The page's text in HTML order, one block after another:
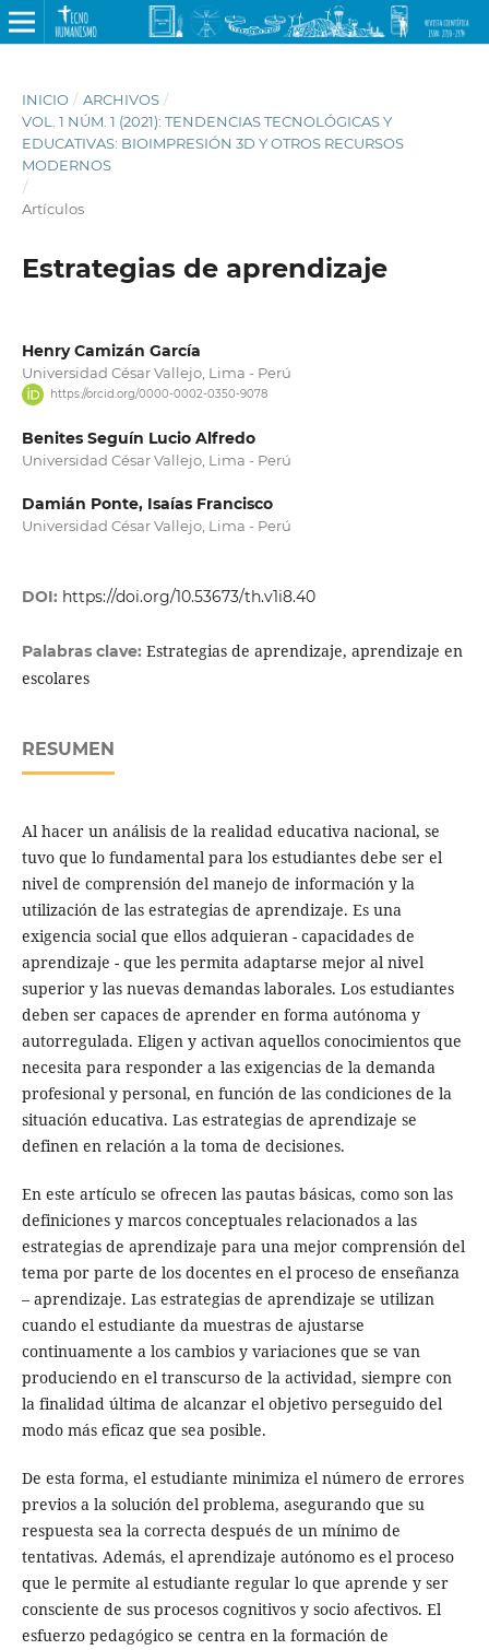
INICIO / ARCHIVOS /
VOL. 1 NÚM. 1 (2021): TENDENCIAS TECNOLÓGICAS Y
EDUCATIVAS: BIOIMPRESIÓN 3D Y OTROS RECURSOS
MODERNOS
/
Artículos
Estrategias de aprendizaje
Henry Camizán García
Universidad César Vallejo, Lima - Perú
https://orcid.org/0000-0002-0350-9078
Benites Seguín Lucio Alfredo
Universidad César Vallejo, Lima - Perú
Damián Ponte, Isaías Francisco
Universidad César Vallejo, Lima - Perú
DOI: https://doi.org/10.53673/th.v1i8.40
Palabras clave: Estrategias de aprendizaje, aprendizaje en
escolares
RESUMEN
Al hacer un análisis de la realidad educativa nacional, se
tuvo que lo fundamental para los estudiantes debe ser el
nivel de comprensión del manejo de información y la
utilización de las estrategias de aprendizaje. Es una
exigencia social que ellos adquieran - capacidades de
aprendizaje - que les permita adaptarse mejor al nivel
superior y las nuevas demandas laborales. Los estudiantes
deben ser capaces de aprender en forma autónoma y
autorregulada. Eligen y activan aquellos conocimientos que
necesita para responder a las exigencias de la demanda
profesional y personal, en función de las condiciones de la
situación educativa. Las estrategias de aprendizaje se
definen en relación a la toma de decisiones.
En este artículo se ofrecen las pautas básicas, como son las
definiciones y marcos conceptuales relacionados a las
estrategias de aprendizaje para una mejor comprensión del
tema por parte de los docentes en el proceso de enseñanza
– aprendizaje. Las estrategias de aprendizaje se utilizan
cuando el estudiante da muestras de ajustarse
continuamente a los cambios y variaciones que se van
produciendo en el transcurso de la actividad, siempre con
la finalidad última de alcanzar el objetivo perseguido del
modo más eficaz que sea posible.
De esta forma, el estudiante minimiza el número de errores
previos a la solución del problema, asegurando que su
respuesta sea la correcta después de un mínimo de
tentativas. Además, el aprendizaje autónomo es el proceso
que le permite al estudiante regular lo que aprende y ser
consciente de sus procesos cognitivos y socio afectivos. El
esfuerzo pedagógico se centra en la formación de